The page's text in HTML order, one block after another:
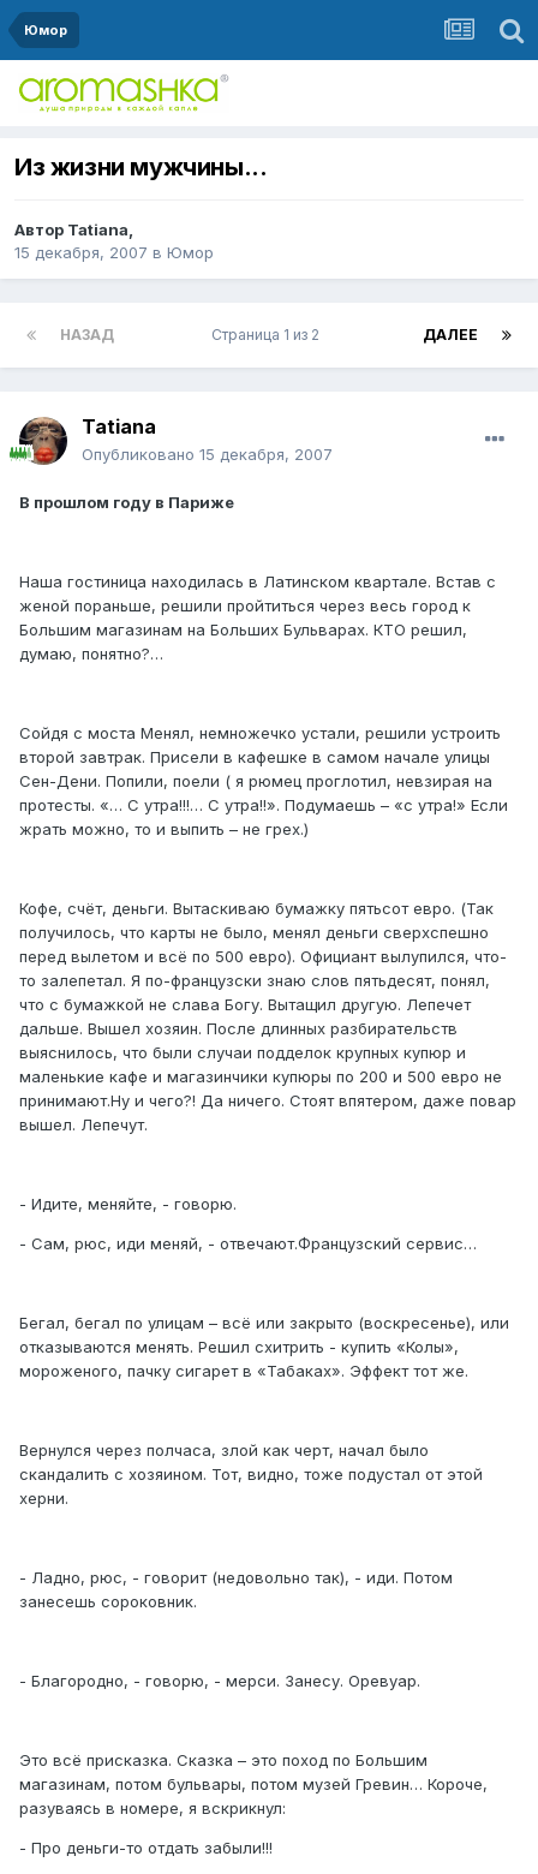
Юмор
Из жизни мужчины...
Автор Tatiana,
15 декабря, 2007 в Юмор
НАЗАД ДАЛЕЕ
Страница 1 из 2
Tatiana
Опубликовано 15 декабря, 2007
В прошлом году в Париже
Наша гостиница находилась в Латинском квартале. Встав с
женой пораньше, решили пройтиться через весь город к
Большим магазинам на Больших Бульварах. КТО решил,
думаю, понятно?…
Сойдя с моста Менял, немножечко устали, решили устроить
второй завтрак. Присели в кафешке в самом начале улицы
Сен-Дени. Попили, поели ( я рюмец проглотил, невзирая на
протесты. «… С утра!!!… С утра!!». Подумаешь – «с утра!» Если
жрать можно, то и выпить – не грех.)
Кофе, счёт, деньги. Вытаскиваю бумажку пятьсот евро. (Так
получилось, что карты не было, менял деньги сверхспешно
перед вылетом и всё по 500 евро). Официант вылупился, что-
то залепетал. Я по-французски знаю слов пятьдесят, понял,
что с бумажкой не слава Богу. Вытащил другую. Лепечет
дальше. Вышел хозяин. После длинных разбирательств
выяснилось, что были случаи подделок крупных купюр и
маленькие кафе и магазинчики купюры по 200 и 500 евро не
принимают.Ну и чего?! Да ничего. Стоят впятером, даже повар
вышел. Лепечут.
- Идите, меняйте, - говорю.
- Сам, рюс, иди меняй, - отвечают.Французский сервис…
Бегал, бегал по улицам – всё или закрыто (воскресенье), или
отказываются менять. Решил схитрить - купить «Колы»,
мороженого, пачку сигарет в «Табаках». Эффект тот же.
Вернулся через полчаса, злой как черт, начал было
скандалить с хозяином. Тот, видно, тоже подустал от этой
херни.
- Ладно, рюс, - говорит (недовольно так), - иди. Потом
занесешь сороковник.
- Благородно, - говорю, - мерси. Занесу. Оревуар.
Это всё присказка. Сказка – это поход по Большим
магазинам, потом бульвары, потом музей Гревин… Короче,
разуваясь в номере, я вскрикнул:
- Про деньги-то отдать забыли!!!